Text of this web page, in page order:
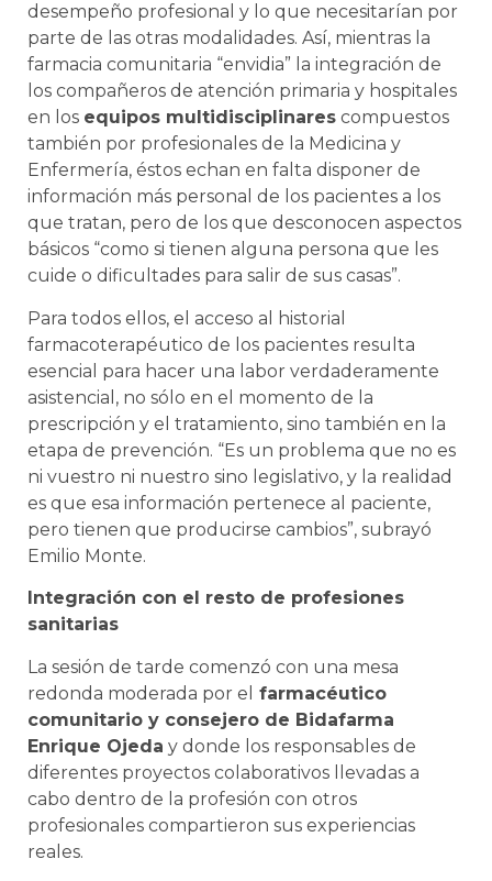
desempeño profesional y lo que necesitarían por
parte de las otras modalidades. Así, mientras la
farmacia comunitaria “envidia” la integración de
los compañeros de atención primaria y hospitales
en los equipos multidisciplinares compuestos
también por profesionales de la Medicina y
Enfermería, éstos echan en falta disponer de
información más personal de los pacientes a los
que tratan, pero de los que desconocen aspectos
básicos “como si tienen alguna persona que les
cuide o dificultades para salir de sus casas”.
Para todos ellos, el acceso al historial
farmacoterapéutico de los pacientes resulta
esencial para hacer una labor verdaderamente
asistencial, no sólo en el momento de la
prescripción y el tratamiento, sino también en la
etapa de prevención. “Es un problema que no es
ni vuestro ni nuestro sino legislativo, y la realidad
es que esa información pertenece al paciente,
pero tienen que producirse cambios”, subrayó
Emilio Monte.
Integración con el resto de profesiones
sanitarias
La sesión de tarde comenzó con una mesa
redonda moderada por el farmacéutico
comunitario y consejero de Bidafarma
Enrique Ojeda y donde los responsables de
diferentes proyectos colaborativos llevadas a
cabo dentro de la profesión con otros
profesionales compartieron sus experiencias
reales.